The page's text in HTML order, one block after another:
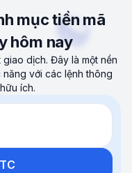
mục tiền mã
hôm nay
dịch. Đây là một nền
với các lệnh thông
ích.